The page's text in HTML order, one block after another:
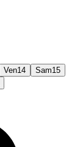
Ven14 Sam15